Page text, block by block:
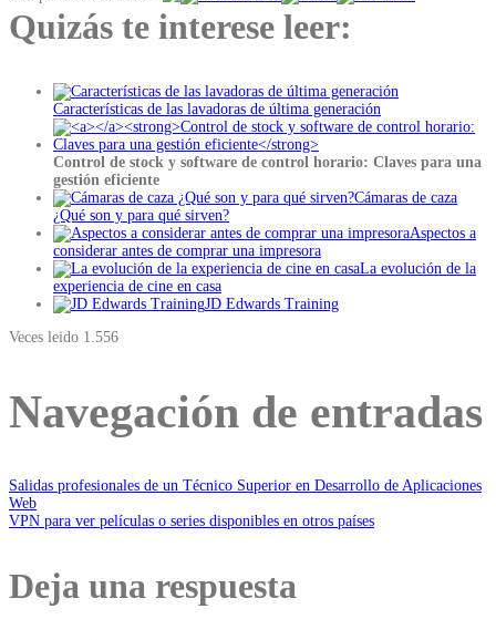
Quizás te interese leer:
Características de las lavadoras de última generación
Control de stock y software de control horario: Claves para una
gestión eficiente
Cámaras de caza
¿Qué son y para qué sirven?
Aspectos a
considerar antes de comprar una impresora
La evolución de la
experiencia de cine en casa
JD Edwards Training
Veces leido 1.556
Navegación de entradas
Salidas profesionales de un Técnico Superior en Desarrollo de Aplicaciones
Web
VPN para ver películas o series disponibles en otros países
Deja una respuesta